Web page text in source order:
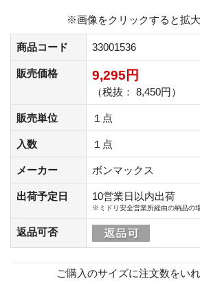
※画像をクリックすると拡大
商品コード 33001536
販売価格 9,295円
（税抜： 8,450円）
販売単位 １点
入数 １点
メーカー ボンマックス
出荷予定日 10営業日以内出荷
※ミドリ安全営業所経由の納品の
返品可否
ご購入のサイズに注文数をい